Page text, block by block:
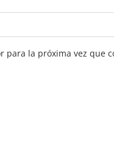
para la próxima vez que